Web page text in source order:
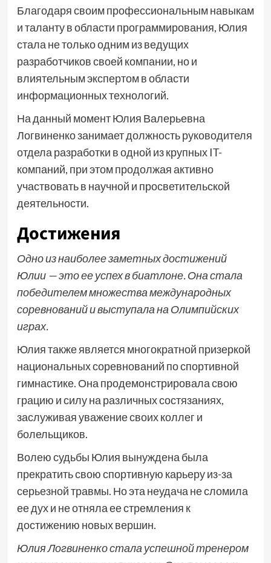
Благодаря своим профессиональным навыкам
и таланту в области программирования, Юлия
стала не только одним из ведущих
разработчиков своей компании, но и
влиятельным экспертом в области
информационных технологий.
На данный момент Юлия Валерьевна
Логвиненко занимает должность руководителя
отдела разработки в одной из крупных IT-
компаний, при этом продолжая активно
участвовать в научной и просветительской
деятельности.
Достижения
Одно из наиболее заметных достижений
Юлии — это ее успех в биатлоне. Она стала
победителем множества международных
соревнований и выступала на Олимпийских
играх.
Юлия также является многократной призеркой
национальных соревнований по спортивной
гимнастике. Она продемонстрировала свою
грацию и силу на различных состязаниях,
заслуживая уважение своих коллег и
болельщиков.
Волею судьбы Юлия вынуждена была
прекратить свою спортивную карьеру из-за
серьезной травмы. Но эта неудача не сломила
ее дух и не отняла ее стремления к
достижению новых вершин.
Юлия Логвиненко стала успешной тренером